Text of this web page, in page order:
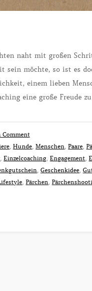
naht mit großen
sein möchte, so ist es
einem lieben
eine große Freude
Comment
,Hunde,Menschen,Paare,
,Einzelcoaching,Engagement,
,Geschenkidee,
,Pärchen,